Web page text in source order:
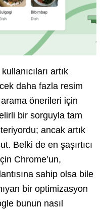
artık
daha fazla resim
önerileri için
bir sorguyla tam
ancak artık
Belki de en şaşırtıcı
Chrome’un,
sahip olsa bile
bir optimizasyon
bunun nasıl